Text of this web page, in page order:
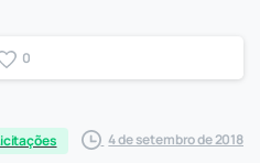
0
4 de setembro de 2018